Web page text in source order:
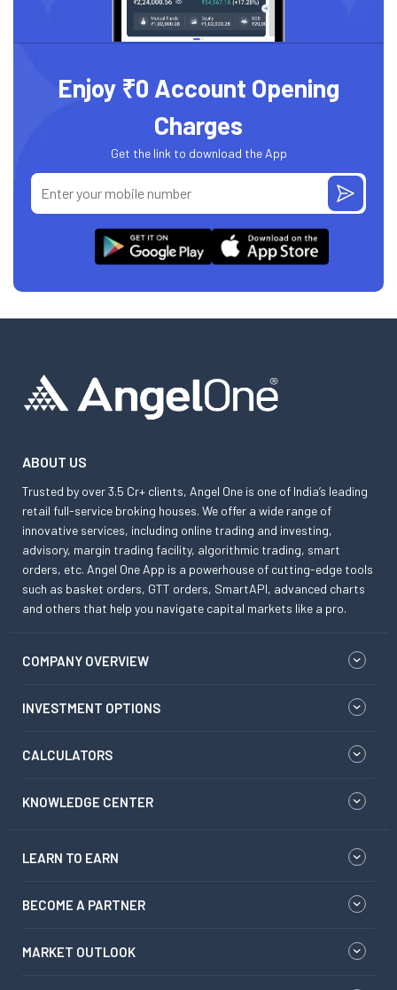
Enjoy ₹0 Account Opening
Charges
Get the link to download the App
ABOUT US
Trusted by over 3.5 Cr+ clients, Angel One is one of India’s leading
retail full-service broking houses. We offer a wide range of
innovative services, including online trading and investing,
advisory, margin trading facility, algorithmic trading, smart
orders, etc. Angel One App is a powerhouse of cutting-edge tools
such as basket orders, GTT orders, SmartAPI, advanced charts
and others that help you navigate capital markets like a pro.
COMPANY OVERVIEW
INVESTMENT OPTIONS
CALCULATORS
KNOWLEDGE CENTER
LEARN TO EARN
BECOME A PARTNER
MARKET OUTLOOK